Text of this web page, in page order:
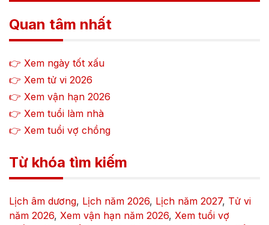
Quan tâm nhất
👉 Xem ngày tốt xấu
👉 Xem tử vi 2026
👉 Xem vận hạn 2026
👉 Xem tuổi làm nhà
👉 Xem tuổi vợ chồng
Từ khóa tìm kiếm
Lịch âm dương, Lịch năm 2026, Lịch năm 2027, Tử vi
năm 2026, Xem vận hạn năm 2026, Xem tuổi vợ